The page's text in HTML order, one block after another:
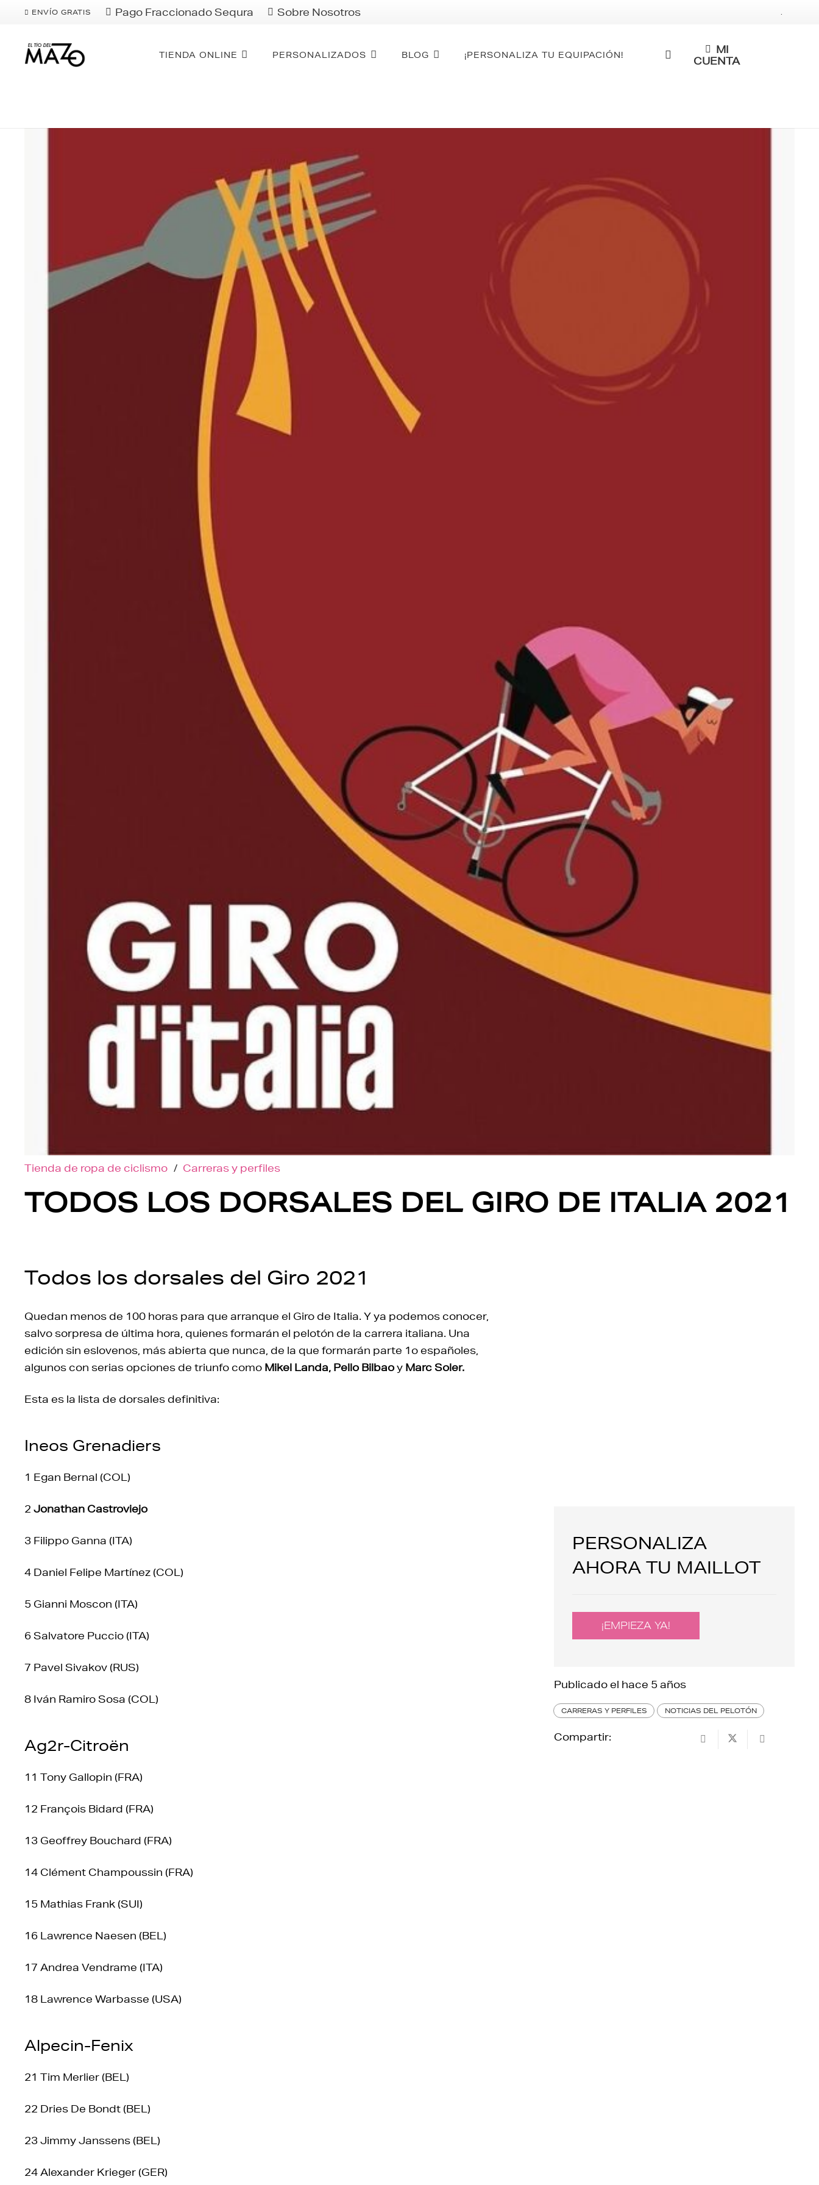
ENVÍO GRATIS Pago Fraccionado Sequra Sobre Nosotros .
TIENDA ONLINE PERSONALIZADOS BLOG ¡PERSONALIZA TU EQUIPACIÓN!
MI
CUENTA
Tienda de ropa de ciclismo / Carreras y perfiles
TODOS LOS DORSALES DEL GIRO DE ITALIA 2021
Todos los dorsales del Giro 2021
Quedan menos de 100 horas para que arranque el Giro de Italia. Y ya podemos conocer,
salvo sorpresa de última hora, quienes formarán el pelotón de la carrera italiana. Una
edición sin eslovenos, más abierta que nunca, de la que formarán parte 1o españoles,
algunos con serias opciones de triunfo como Mikel Landa, Pello Bilbaoy Marc Soler.
Esta es la lista de dorsales definitiva:
Ineos Grenadiers
1 Egan Bernal (COL)
2 Jonathan Castroviejo
3 Filippo Ganna (ITA)
4 Daniel Felipe Martínez (COL)
5 Gianni Moscon (ITA)
6 Salvatore Puccio (ITA)
7 Pavel Sivakov (RUS)
8 Iván Ramiro Sosa (COL)
Ag2r-Citroën
11 Tony Gallopin (FRA)
12 François Bidard (FRA)
13 Geoffrey Bouchard (FRA)
14 Clément Champoussin (FRA)
15 Mathias Frank (SUI)
16 Lawrence Naesen (BEL)
17 Andrea Vendrame (ITA)
18 Lawrence Warbasse (USA)
Alpecin-Fenix
21 Tim Merlier (BEL)
22 Dries De Bondt (BEL)
23 Jimmy Janssens (BEL)
24 Alexander Krieger (GER)
PERSONALIZA
AHORA TU MAILLOT
¡EMPIEZA YA!
Publicado el hace 5 años
CARRERAS Y PERFILES NOTICIAS DEL PELOTÓN
Compartir: